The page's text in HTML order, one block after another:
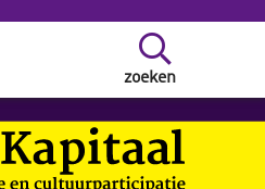
gaan
zoeken